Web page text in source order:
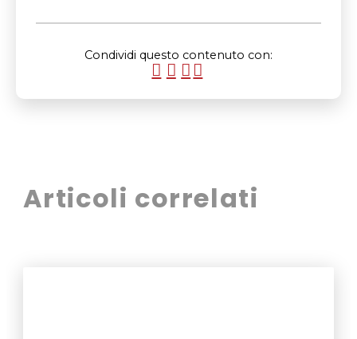
Condividi questo contenuto con:
Articoli correlati